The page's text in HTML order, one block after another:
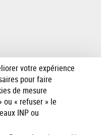
votre expérience
pour faire
de mesure
ou « refuser » le
INP ou